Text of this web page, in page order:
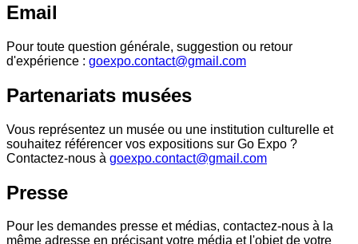
Email
Pour toute question générale, suggestion ou retour
d'expérience : goexpo.contact@gmail.com
Partenariats musées
Vous représentez un musée ou une institution culturelle et
souhaitez référencer vos expositions sur Go Expo ?
Contactez-nous à goexpo.contact@gmail.com
Presse
Pour les demandes presse et médias, contactez-nous à la
même adresse en précisant votre média et l'objet de votre